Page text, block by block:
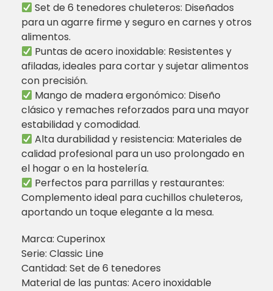
Set de 6 tenedores chuleteros: Diseñados
para un agarre firme y seguro en carnes y otros
alimentos.
Puntas de acero inoxidable: Resistentes y
afiladas, ideales para cortar y sujetar alimentos
con precisión.
Mango de madera ergonómico: Diseño
clásico y remaches reforzados para una mayor
estabilidad y comodidad.
Alta durabilidad y resistencia: Materiales de
calidad profesional para un uso prolongado en
el hogar o en la hostelería.
Perfectos para parrillas y restaurantes:
Complemento ideal para cuchillos chuleteros,
aportando un toque elegante a la mesa.
Marca: Cuperinox
Serie: Classic Line
Cantidad: Set de 6 tenedores
Material de las puntas: Acero inoxidable